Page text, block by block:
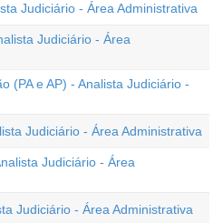
Judiciário - Área Administrativa
Judiciário - Área
(PA e AP) - Analista Judiciário -
Judiciário - Área Administrativa
Judiciário - Área
Judiciário - Área Administrativa